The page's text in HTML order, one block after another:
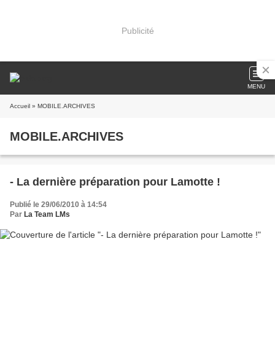
Publicité
MENU
Accueil » MOBILE.ARCHIVES
MOBILE.ARCHIVES
- La dernière préparation pour Lamotte !
Publié le 29/06/2010 à 14:54
Par La Team LMs